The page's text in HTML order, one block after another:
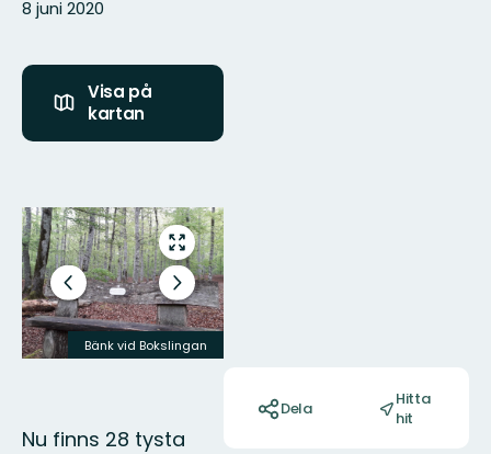
8 juni 2020
Visa på
kartan
Bilder
Gå
till
helskärmsläge
Föregående
bild
Nästa
bildspel
Bänk vid Bokslingan
Nu finns 28 tysta
Dela
Hitta
hit